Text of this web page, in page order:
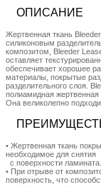
ОПИСАНИЕ
Жертвенная ткань
силиконовым
композитом, Bleeder
оставляет
обеспечивает хорошее
материалы, покрытые
разделительного слоя.
полиамидная жертвенная
Она великолепно
• Жертвенная ткань
необходимое для снятия
с поверхности ламината.
• При отрыве от
поверхность, что